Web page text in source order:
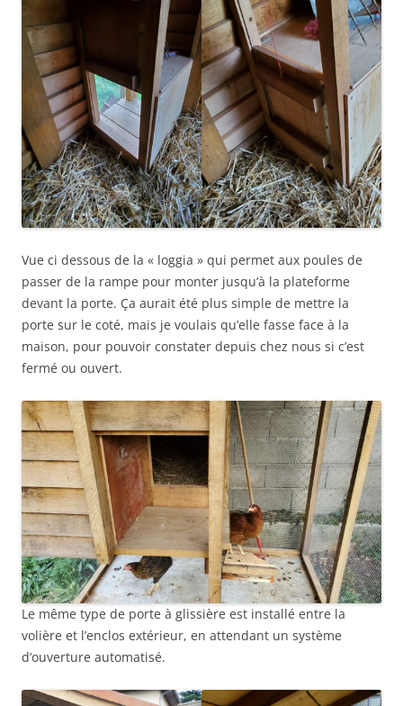
Vue ci dessous de la « loggia » qui permet aux poules de
passer de la rampe pour monter jusqu’à la plateforme
devant la porte. Ça aurait été plus simple de mettre la
porte sur le coté, mais je voulais qu’elle fasse face à la
maison, pour pouvoir constater depuis chez nous si c’est
fermé ou ouvert.
Le même type de porte à glissière est installé entre la
volière et l’enclos extérieur, en attendant un système
d’ouverture automatisé.